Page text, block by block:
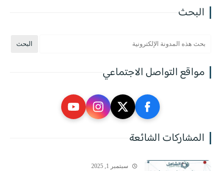
البحث
مواقع التواصل الاجتماعي
المشاركات الشائعة
سبتمبر 1, 2025